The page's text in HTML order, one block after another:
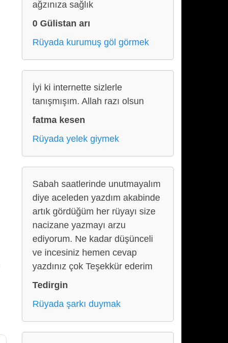
ağzınıza sağlık
0 Gülistan arı
Rüyada kurumuş göl görmek
İyi ki internette sizlerle
tanışmışım. Allah razı olsun
fatma kesen
Rüyada yelek giymek
Sabah saatlerinde unutmayalım
diye aceleden yazdım akabinde
artık gördüğüm her rüyayı size
nacizane yazmayı arzu
ediyorum. Ne kadar düşünceli
ve incesiniz hemen cevap
yazdınız çok Teşekkür ederim
Tedirgin
Rüyada şarkı duymak